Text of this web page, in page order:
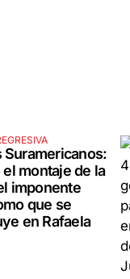
Suramericanos:
montaje de la
imponente
que se
en Rafaela